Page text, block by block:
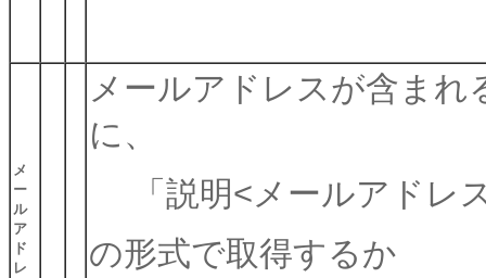
メ
ー
ル
ア
ド
レ
メールアドレスが含まれ
に、
「説明<メールアドレ
の形式で取得するか